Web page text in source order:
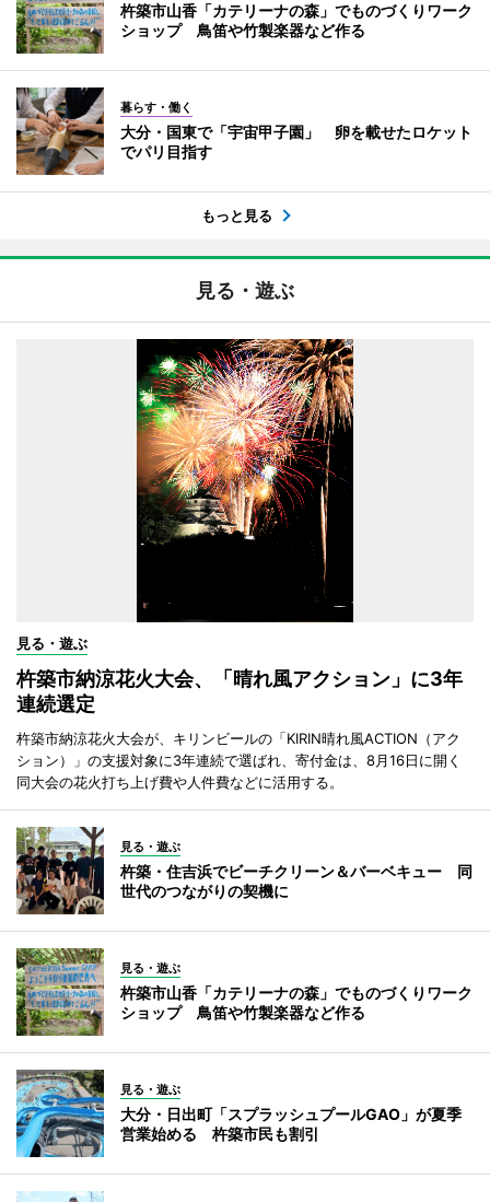
杵築市山香「カテリーナの森」でものづくりワーク
ショップ 鳥笛や竹製楽器など作る
暮らす・働く
大分・国東で「宇宙甲子園」 卵を載せたロケット
でパリ目指す
もっと見る
見る・遊ぶ
見る・遊ぶ
杵築市納涼花火大会、「晴れ風アクション」に3年
連続選定
杵築市納涼花火大会が、キリンビールの「KIRIN晴れ風ACTION（アク
ション）」の支援対象に3年連続で選ばれ、寄付金は、8月16日に開く
同大会の花火打ち上げ費や人件費などに活用する。
見る・遊ぶ
杵築・住吉浜でビーチクリーン＆バーベキュー 同
世代のつながりの契機に
見る・遊ぶ
杵築市山香「カテリーナの森」でものづくりワーク
ショップ 鳥笛や竹製楽器など作る
見る・遊ぶ
大分・日出町「スプラッシュプールGAO」が夏季
営業始める 杵築市民も割引